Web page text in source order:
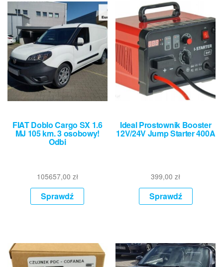
FIAT Doblo Cargo SX 1.6
MJ 105 km. 3 osobowy!
Odbi
105657,00 zł
Sprawdź
Ideal Prostownik Booster
12V/24V Jump Starter 400A
399,00zł
Sprawdź